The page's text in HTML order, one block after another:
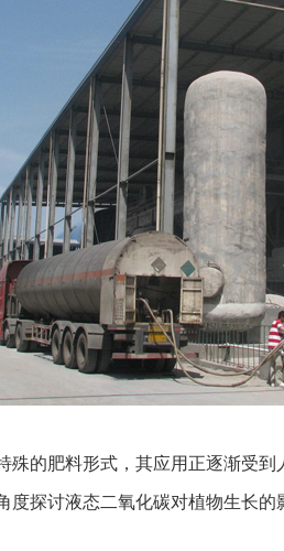
肥料形式，其应用正逐渐受到
度探讨液态二氧化碳对植物生长的